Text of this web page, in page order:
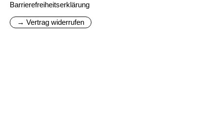
Barrierefreiheitserklärung
→ Vertrag widerrufen